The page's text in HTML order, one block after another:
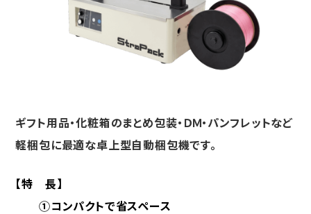
ギフト用品・化粧箱のまとめ包装・ＤＭ・パンフレットなど
軽梱包に最適な卓上型自動梱包機です。
【特 長】
①コンパクトで省スペース